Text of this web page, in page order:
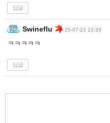
답글
Swineflu 25-07-23 23:33
ㅋㅋㅋㅋㅋ
답글